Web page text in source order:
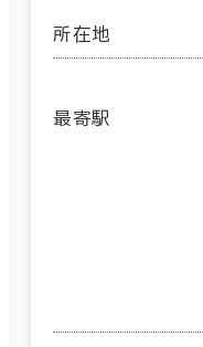
所在地
最寄駅